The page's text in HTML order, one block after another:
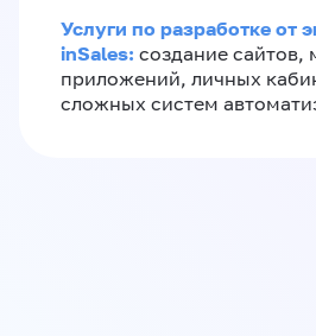
Услуги по разработке от
inSales: создание сайтов,
приложений, личных
сложных систем